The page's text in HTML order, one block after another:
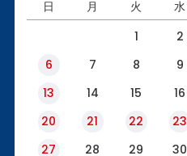
日 月 火 水
1 2
6
7 8 9
13
14 15 16
20
21 22 23
27
28 29 30